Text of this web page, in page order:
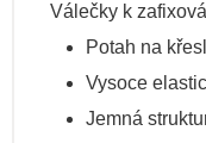
Válečky k
Potah na
Vysoce
Jemná